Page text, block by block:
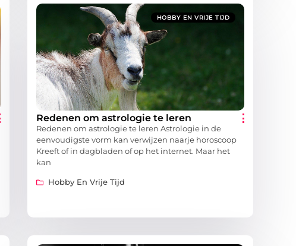
HOBBY EN VRIJE TIJD
Redenen om astrologie te leren
Redenen om astrologie te leren Astrologie in de
eenvoudigste vorm kan verwijzen naarje horoscoop
Kreeft of in dagbladen of op het internet. Maar het
kan
Hobby En Vrije Tijd